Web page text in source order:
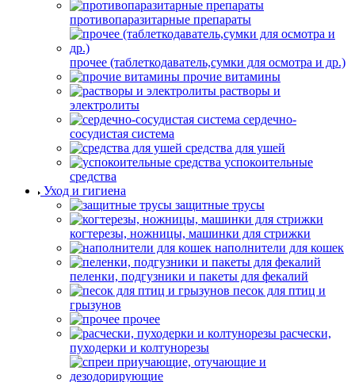
противопаразитарные препараты
прочее (таблеткодаватель,сумки для осмотра и др.)
прочие витамины
растворы и
электролиты
сердечно-
сосудистая система
средства для ушей
успокоительные
средства
Уход и гигиена
защитные трусы
когтерезы, ножницы, машинки для стрижки
наполнители для кошек
пеленки, подгузники и пакеты для фекалий
песок для птиц и
грызунов
прочее
расчески,
пуходерки и колтунорезы